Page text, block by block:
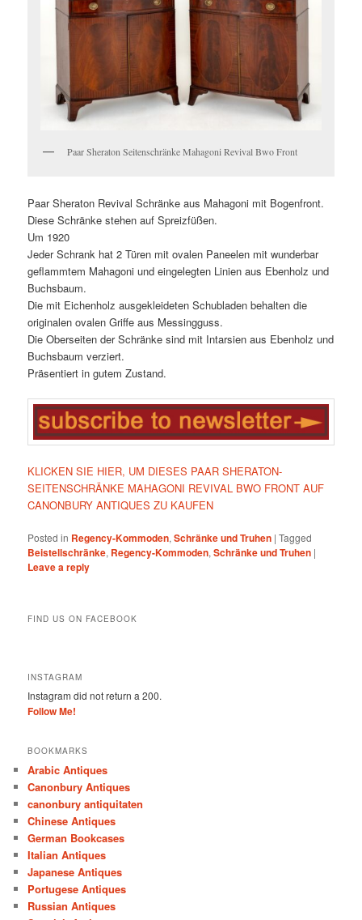
Paar Sheraton Seitenschränke Mahagoni Revival Bwo Front
Paar Sheraton Revival Schränke aus Mahagoni mit Bogenfront.
Diese Schränke stehen auf Spreizfüßen.
Um 1920
Jeder Schrank hat 2 Türen mit ovalen Paneelen mit wunderbar
geflammtem Mahagoni und eingelegten Linien aus Ebenholz und
Buchsbaum.
Die mit Eichenholz ausgekleideten Schubladen behalten die
originalen ovalen Griffe aus Messingguss.
Die Oberseiten der Schränke sind mit Intarsien aus Ebenholz und
Buchsbaum verziert.
Präsentiert in gutem Zustand.
KLICKEN SIE HIER, UM DIESES PAAR SHERATON-
SEITENSCHRÄNKE MAHAGONI REVIVAL BWO FRONT AUF
CANONBURY ANTIQUES ZU KAUFEN
Posted in Regency-Kommoden,Schränke und Truhen |Tagged
Beistellschränke, Regency-Kommoden,Schränke und Truhen |
Leave a reply
FIND US ON FACEBOOK
INSTAGRAM
Instagram did not return a 200.
Follow Me!
BOOKMARKS
Arabic Antiques
Canonbury Antiques
canonbury antiquitaten
Chinese Antiques
German Bookcases
Italian Antiques
Japanese Antiques
Portugese Antiques
Russian Antiques